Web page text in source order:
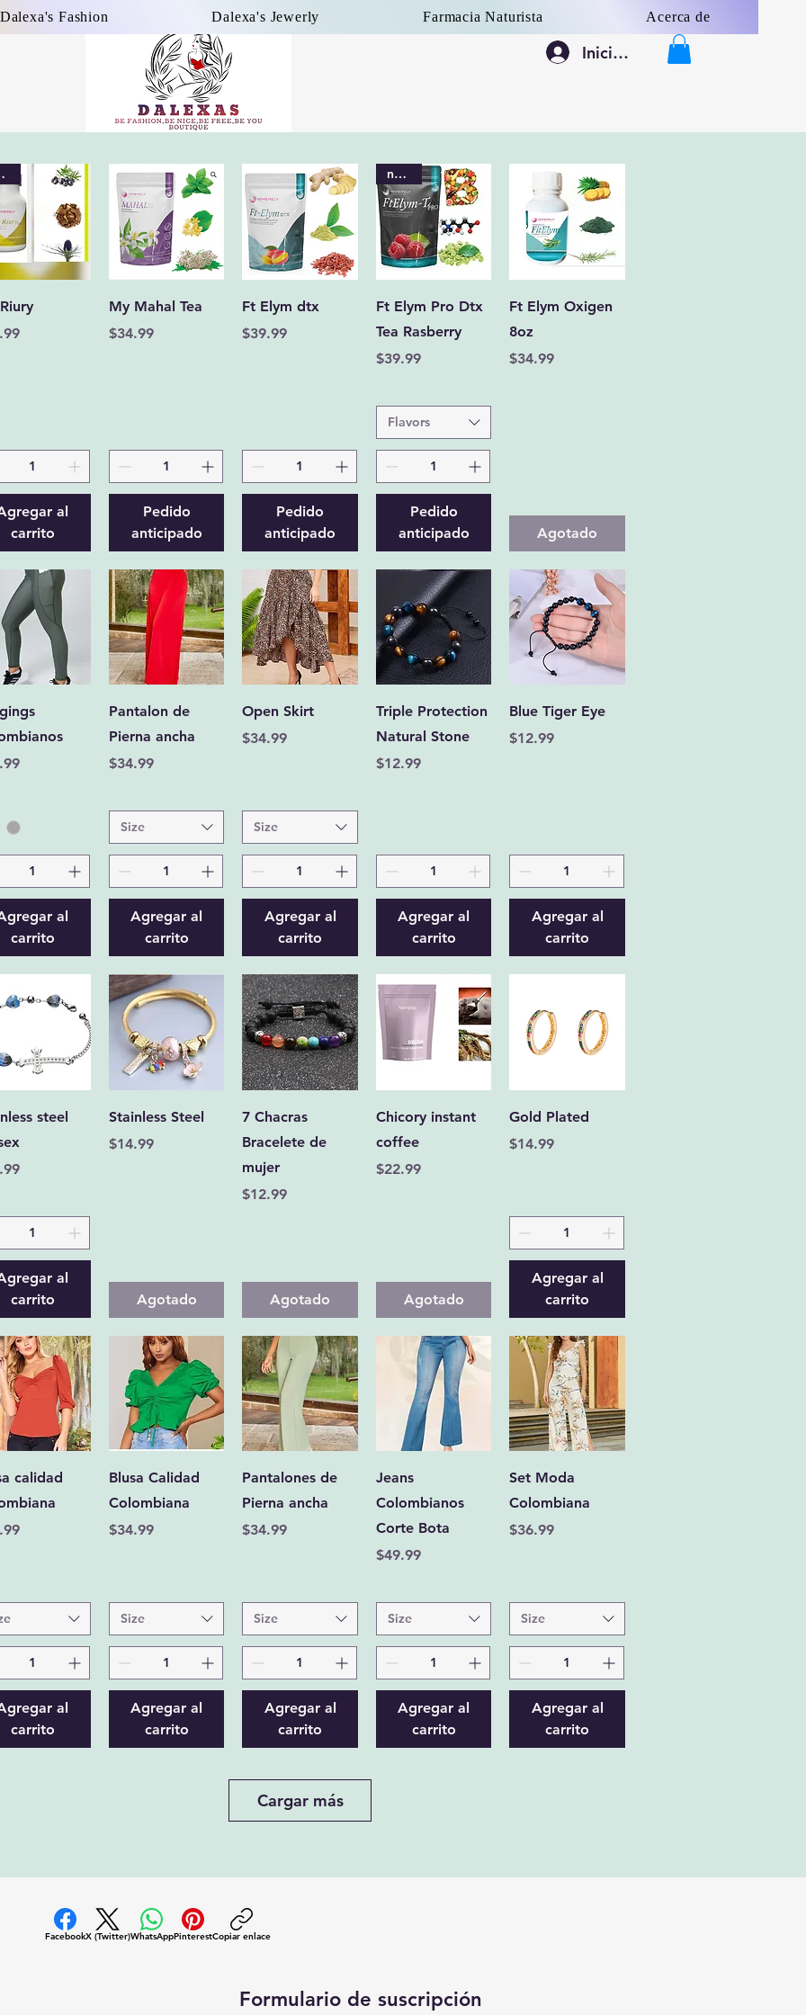
Dalexa's Fashion Dalexa's Jewerly Farmacia Naturista Acerca de
Iniciar sesión
Vista rápida
al
carrito
Vista rápida
My Mahal Tea
Precio
$34.99
Pedido
anticipado
Vista rápida
Ft Elym dtx
Precio
$39.99
Pedido
anticipado
Vista rápida
nuevo
Ft Elym Pro Dtx
Tea Rasberry
Precio
$39.99
Flavors
Pedido
anticipado
Vista rápida
Ft Elym Oxigen
8oz
Precio
$34.99
Agotado
rápida
al
carrito
Vista rápida
Pantalon de
Pierna ancha
Precio
$34.99
Size
Agregar al
carrito
Vista rápida
Open Skirt
Precio
$34.99
Size
Agregar al
carrito
Vista rápida
Triple Protection
Natural Stone
Precio
$12.99
Agregar al
carrito
Vista rápida
Blue Tiger Eye
Precio
$12.99
Agregar al
carrito
rápida
steel
al
carrito
Vista rápida
Stainless Steel
Precio
$14.99
Agotado
Vista rápida
7 Chacras
Bracelete de
mujer
Precio
$12.99
Agotado
Vista rápida
Chicory instant
coffee
Precio
$22.99
Agotado
Vista rápida
Gold Plated
Precio
$14.99
Agregar al
carrito
rápida
calidad
al
carrito
Vista rápida
Blusa Calidad
Colombiana
Precio
$34.99
Size
Agregar al
carrito
Vista rápida
Pantalones de
Pierna ancha
Precio
$34.99
Size
Agregar al
carrito
Vista rápida
Jeans
Colombianos
Corte Bota
Precio
$49.99
Size
Agregar al
carrito
Vista rápida
Set Moda
Colombiana
Precio
$36.99
Size
Agregar al
carrito
Cargar más
FacebookX (Twitter)WhatsAppPinterestCopiar enlace
Formulario de suscripción